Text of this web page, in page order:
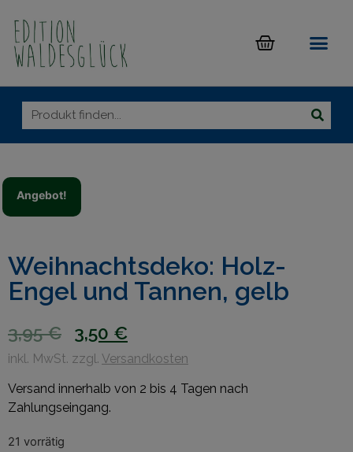
Angebot!
Weihnachtsdeko: Holz-
Engel und Tannen, gelb
3,95€ 3,50 €
inkl. MwSt. zzgl. Versandkosten
Versand innerhalb von 2 bis 4 Tagen nach
Zahlungseingang.
21 vorrätig